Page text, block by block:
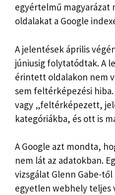
egyértelmű
oldalakat a Google
A jelentések április
júniusig folytatódtak. A
érintett oldalakon nem
sem feltérképezési
vagy „feltérképezett,
kategóriákba, és ott is
A Google azt mondta,
nem lát az adatokban.
vizsgálat Glenn Gabe-
egyetlen webhely teljes